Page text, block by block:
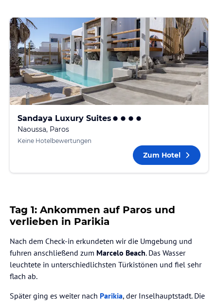
Sandaya Luxury Suites
Naoussa, Paros
Keine Hotelbewertungen
Zum Hotel
Tag 1: Ankommen auf Paros und
verlieben in Parikia
Nach dem Check-in erkundeten wir die Umgebung und
fuhren anschließend zum Marcelo Beach. Das Wasser
leuchtete in unterschiedlichsten Türkistönen und fiel sehr
flach ab.
Später ging es weiter nach Parikia, der Inselhauptstadt. Die